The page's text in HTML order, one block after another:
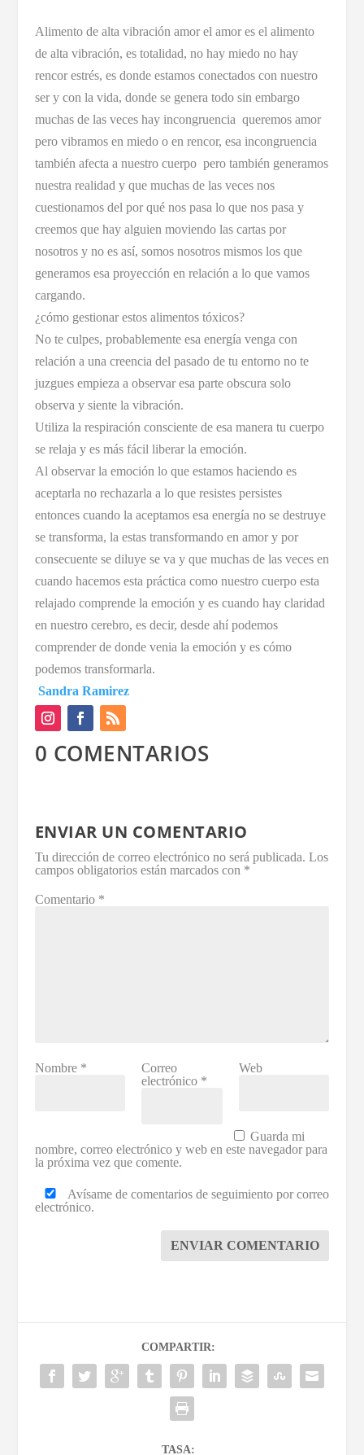
Alimento de alta vibración amor el amor es el alimento
de alta vibración, es totalidad, no hay miedo no hay
rencor estrés, es donde estamos conectados con nuestro
ser y con la vida, donde se genera todo sin embargo
muchas de las veces hay incongruencia queremos amor
pero vibramos en miedo o en rencor, esa incongruencia
también afecta a nuestro cuerpo pero también generamos
nuestra realidad y que muchas de las veces nos
cuestionamos del por qué nos pasa lo que nos pasa y
creemos que hay alguien moviendo las cartas por
nosotros y no es así, somos nosotros mismos los que
generamos esa proyección en relación a lo que vamos
cargando.
¿cómo gestionar estos alimentos tóxicos?
No te culpes, probablemente esa energía venga con
relación a una creencia del pasado de tu entorno no te
juzgues empieza a observar esa parte obscura solo
observa y siente la vibración.
Utiliza la respiración consciente de esa manera tu cuerpo
se relaja y es más fácil liberar la emoción.
Al observar la emoción lo que estamos haciendo es
aceptarla no rechazarla a lo que resistes persistes
entonces cuando la aceptamos esa energía no se destruye
se transforma, la estas transformando en amor y por
consecuente se diluye se va y que muchas de las veces en
cuando hacemos esta práctica como nuestro cuerpo esta
relajado comprende la emoción y es cuando hay claridad
en nuestro cerebro, es decir, desde ahí podemos
comprender de donde venia la emoción y es cómo
podemos transformarla.
Sandra Ramirez
0 COMENTARIOS
ENVIAR UN COMENTARIO
Tu dirección de correo electrónico no será publicada. Los
campos obligatorios están marcados con *
Comentario *
Nombre *
Correo
electrónico *
Web
Guarda mi
nombre, correo electrónico y web en este navegador para
la próxima vez que comente.
Avísame de comentarios de seguimiento por correo
electrónico.
ENVIAR COMENTARIO
COMPARTIR:
TASA: